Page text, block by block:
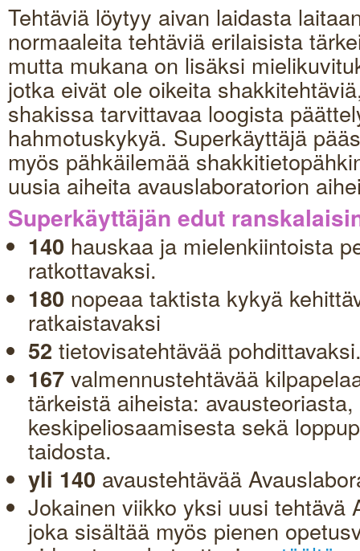
Tehtäviä löytyy aivan laidasta
normaaleita tehtäviä erilaisista
mutta mukana on lisäksi
jotka eivät ole oikeita
shakissa tarvittavaa loogista
hahmotuskykyä. Superkäyttäjä
myös pähkäilemää
uusia aiheita avauslaboratorion
Superkäyttäjän edut
140 hauskaa ja mielenkiintoista
ratkottavaksi.
180 nopeaa taktista kykyä
ratkaistavaksi
52 tietovisatehtävää
167 valmennustehtävää
tärkeistä aiheista: avausteoriasta,
keskipeliosaamisesta sekä
taidosta.
yli 140 avaustehtävää
Jokainen viikko yksi uusi tehtävä
joka sisältää myös pienen